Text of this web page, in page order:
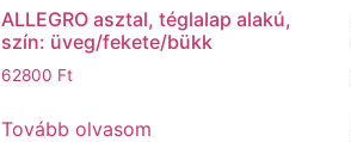
ALLEGRO asztal, téglalap alakú,
szín: üveg/fekete/bükk
62800 Ft
Tovább olvasom